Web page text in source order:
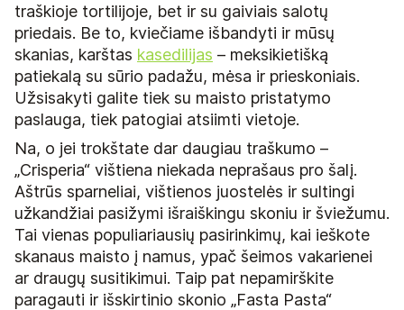
traškioje tortilijoje, bet ir su gaiviais salotų
priedais. Be to, kviečiame išbandyti ir mūsų
skanias, karštas kasedilijas – meksikietišką
patiekalą su sūrio padažu, mėsa ir prieskoniais.
Užsisakyti galite tiek su maisto pristatymo
paslauga, tiek patogiai atsiimti vietoje.
Na, o jei trokštate dar daugiau traškumo –
„Crisperia“ vištiena niekada neprašaus pro šalį.
Aštrūs sparneliai, vištienos juostelės ir sultingi
užkandžiai pasižymi išraiškingu skoniu ir šviežumu.
Tai vienas populiariausių pasirinkimų, kai ieškote
skanaus maisto į namus, ypač šeimos vakarienei
ar draugų susitikimui. Taip pat nepamirškite
paragauti ir išskirtinio skonio „Fasta Pasta“